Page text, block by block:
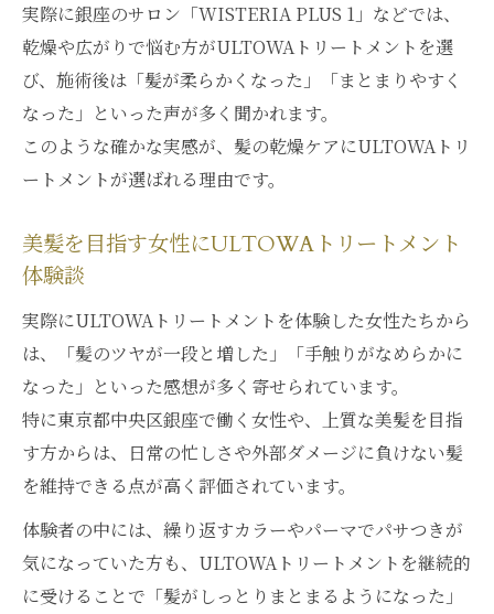
ウルトワトリートメントで潤いを保つ方法
を徹底解説
パサつき悩みを解消するULTOWAトリート
メント活用術
女性の髪に最適なULTOWAトリートメント
銀座エリアで叶う究極の髪質改善ヒント
術を紹介
髪質改善を叶えるULTOWAトリートメント
の魅力とは
ULTOWAトリートメントで実感する美髪の
変化
銀座で話題の髪質改善トリートメント比較
ポイント
美髪を育むULTOWAトリートメントの効果
的な使い方
実際に銀座のサロン「WISTERIA PLUS 1」などでは、
乾燥や広がりで悩む方がULTOWAトリートメントを選
び、施術後は「髪が柔らかくなった」「まとまりやすく
なった」といった声が多く聞かれます。
このような確かな実感が、髪の乾燥ケアにULTOWAトリ
ートメントが選ばれる理由です。
美髪を目指す女性にULTOWAトリートメント
体験談
実際にULTOWAトリートメントを体験した女性たちから
は、「髪のツヤが一段と増した」「手触りがなめらかに
なった」といった感想が多く寄せられています。
特に東京都中央区銀座で働く女性や、上質な美髪を目指
す方からは、日常の忙しさや外部ダメージに負けない髪
を維持できる点が高く評価されています。
体験者の中には、繰り返すカラーやパーマでパサつきが
気になっていた方も、ULTOWAトリートメントを継続的
に受けることで「髪がしっとりまとまるようになった」